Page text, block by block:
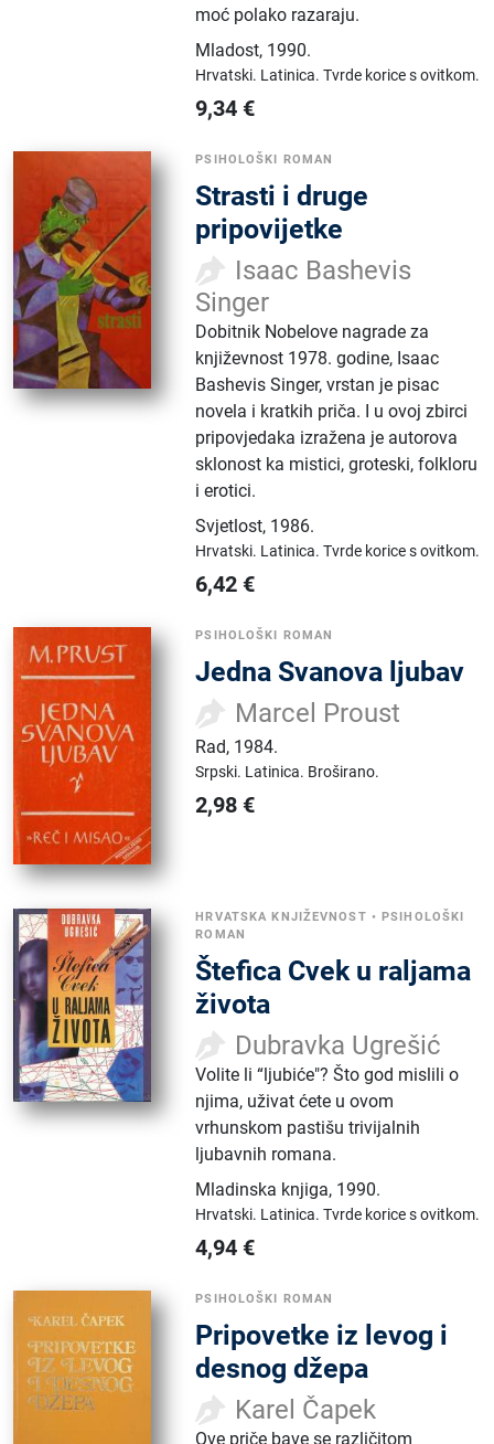
moć polako razaraju.
Mladost, 1990.
Hrvatski. Latinica.Tvrde korice s ovitkom.
9,34 €
PSIHOLOŠKI ROMAN
Strasti i druge
pripovijetke
Isaac Bashevis
Singer
Dobitnik Nobelove nagrade za
književnost 1978. godine, Isaac
Bashevis Singer, vrstan je pisac
novela i kratkih priča. I u ovoj zbirci
pripovjedaka izražena je autorova
sklonost ka mistici, groteski, folkloru
i erotici.
Svjetlost, 1986.
Hrvatski. Latinica.Tvrde korice s ovitkom.
6,42 €
PSIHOLOŠKI ROMAN
Jedna Svanova ljubav
Marcel Proust
Rad, 1984.
Srpski. Latinica. Broširano.
2,98 €
HRVATSKA KNJIŽEVNOST •PSIHOLOŠKI
ROMAN
Štefica Cvek u raljama
života
Dubravka Ugrešić
Volite li “ljubiće"? Što god mislili o
njima, uživat ćete u ovom
vrhunskom pastišu trivijalnih
ljubavnih romana.
Mladinska knjiga, 1990.
Hrvatski. Latinica.Tvrde korice s ovitkom.
4,94 €
PSIHOLOŠKI ROMAN
Pripovetke iz levog i
desnog džepa
Karel Čapek
Ove priče bave se različitom